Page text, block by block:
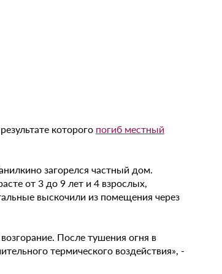
которого погиб местный
загорелся частный дом.
от 3 до 9 лет и 4 взрослых,
выскочили из помещения через
После тушения огня в
термического воздействия», -